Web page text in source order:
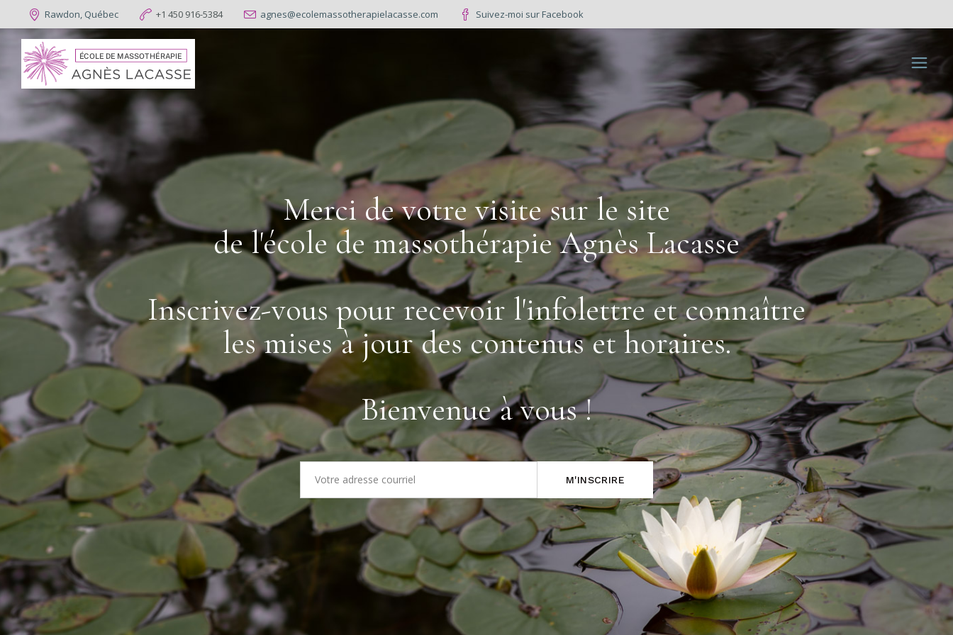
Rawdon, Québec +1 450 916-5384 agnes@ecolemassotherapielacasse.com Suivez-moi sur Facebook
Merci de votre visite sur le site
de l'école de massothérapie Agnès Lacasse
Inscrivez-vous pour recevoir l'infolettre et connaître
les mises à jour des contenus et horaires.
Bienvenue à vous !
M'INSCRIRE